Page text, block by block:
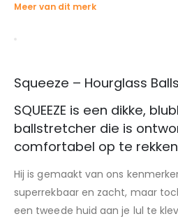
Meer van dit merk
Squeeze – Hourglass
SQUEEZE is een dikke,
ballstretcher die is
comfortabel op te
Hij is gemaakt van ons
superrekbaar en zacht, maar
een tweede huid aan je lul te